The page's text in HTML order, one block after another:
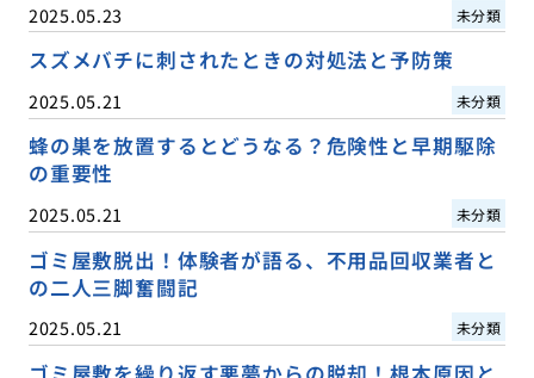
2025.05.23 未分類
スズメバチに刺されたときの対処法と予防策
2025.05.21 未分類
蜂の巣を放置するとどうなる？危険性と早期駆除
の重要性
2025.05.21 未分類
ゴミ屋敷脱出！体験者が語る、不用品回収業者と
の二人三脚奮闘記
2025.05.21 未分類